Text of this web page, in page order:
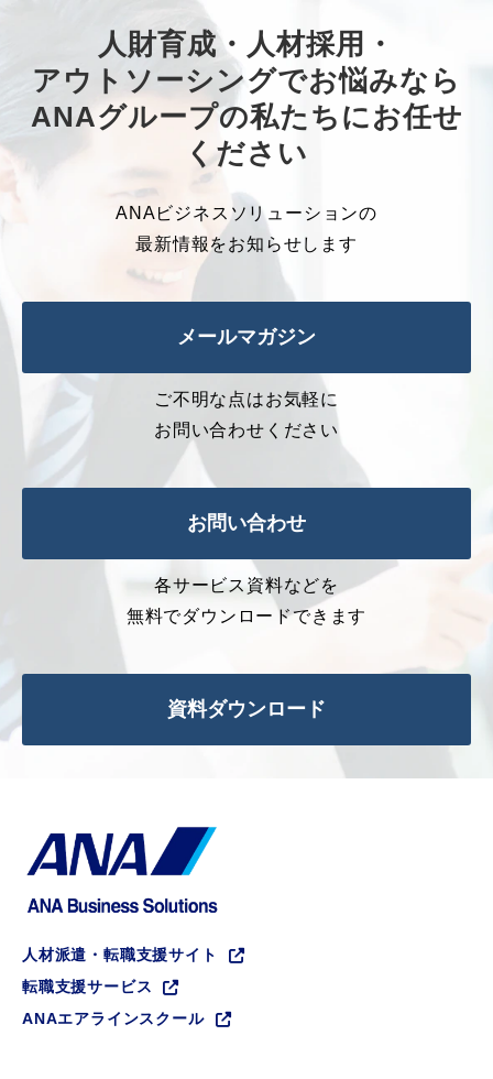
人財育成・人材採用・
アウトソーシングでお悩みなら
ANAグループの私たちにお任せ
ください
ANAビジネスソリューションの
最新情報をお知らせします
メールマガジン
ご不明な点はお気軽に
お問い合わせください
お問い合わせ
各サービス資料などを
無料でダウンロードできます
資料ダウンロード
人材派遣・転職支援サイト
転職支援サービス
ANAエアラインスクール